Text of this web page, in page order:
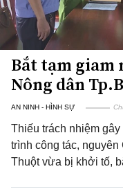
Bắt tạm giam
Nông dân
AN NINH - HÌNH SỰ
Thiếu trách nhiệm
trình công tác,
Thuột vừa bị khởi tố,